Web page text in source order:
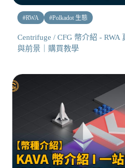
#RWA #Polkadot 生態
Centrifuge / CFG 幣介紹 -
與前景｜購買教學